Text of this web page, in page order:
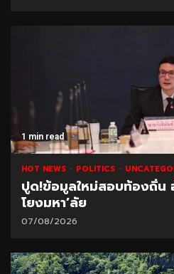
1 min read
HOT NEWS POLITICS
ปูด!ข้อมูลใหม่สอบท้องถิ่น
โยงมหา’ลัย
07/08/2026